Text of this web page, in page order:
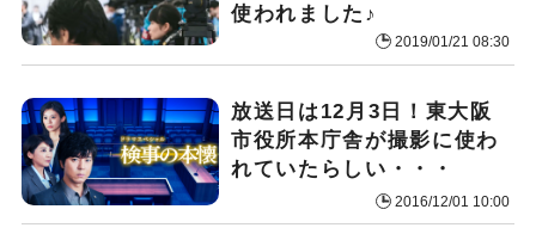
使われました♪
2019/01/21 08:30
放送日は12月3日！東大阪
市役所本庁舎が撮影に使わ
れていたらしい・・・
2016/12/01 10:00